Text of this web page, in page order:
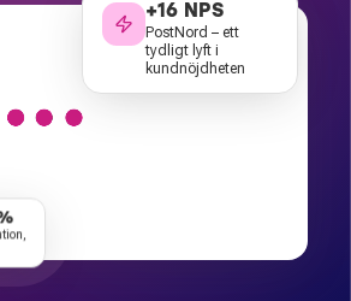
+16 NPS
PostNord – ett
tydligt lyft i
kundnöjdheten